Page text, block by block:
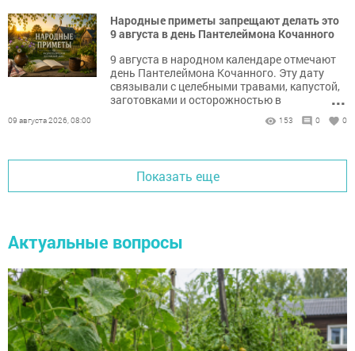
Народные приметы запрещают делать это
9 августа в день Пантелеймона Кочанного
9 августа в народном календаре отмечают
день Пантелеймона Кочанного. Эту дату
связывали с целебными травами, капустой,
заготовками и осторожностью в
...
09 августа 2026, 08:00 153 0 0
Показать еще
Актуальные вопросы